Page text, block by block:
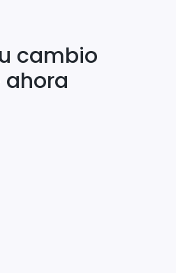
cambio